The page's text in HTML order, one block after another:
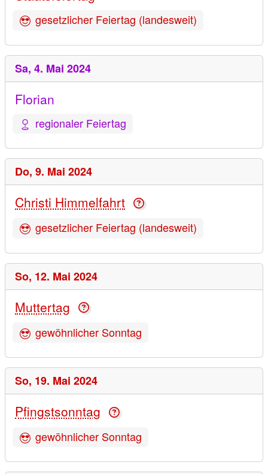
gesetzlicher Feiertag (landesweit)
Sa, 4. Mai 2024
Florian
regionaler Feiertag
Do, 9. Mai 2024
Christi Himmelfahrt
gesetzlicher Feiertag (landesweit)
So, 12. Mai 2024
Muttertag
gewöhnlicher Sonntag
So, 19. Mai 2024
Pfingstsonntag
gewöhnlicher Sonntag